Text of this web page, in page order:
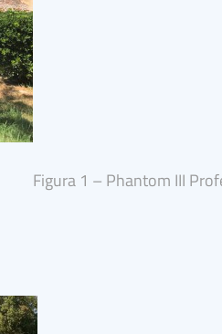
Figura 1 – Phantom III